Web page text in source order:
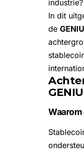
industrie?
In dit
de